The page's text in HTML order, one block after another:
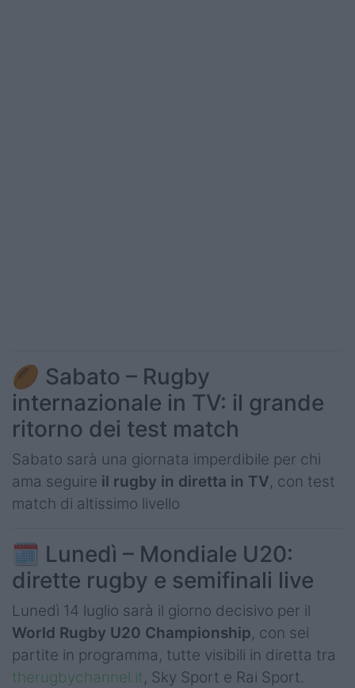
🏉 Sabato – Rugby
internazionale in TV: il grande
ritorno dei test match
Sabato sarà una giornata imperdibile per chi
ama seguire il rugby in diretta in TV, con test
match di altissimo livello
🗓️ Lunedì – Mondiale U20:
dirette rugby e semifinali live
Lunedì 14 luglio sarà il giorno decisivo per il
World Rugby U20 Championship, con sei
partite in programma, tutte visibili in diretta tra
therugbychannel.it, Sky Sport e Rai Sport.